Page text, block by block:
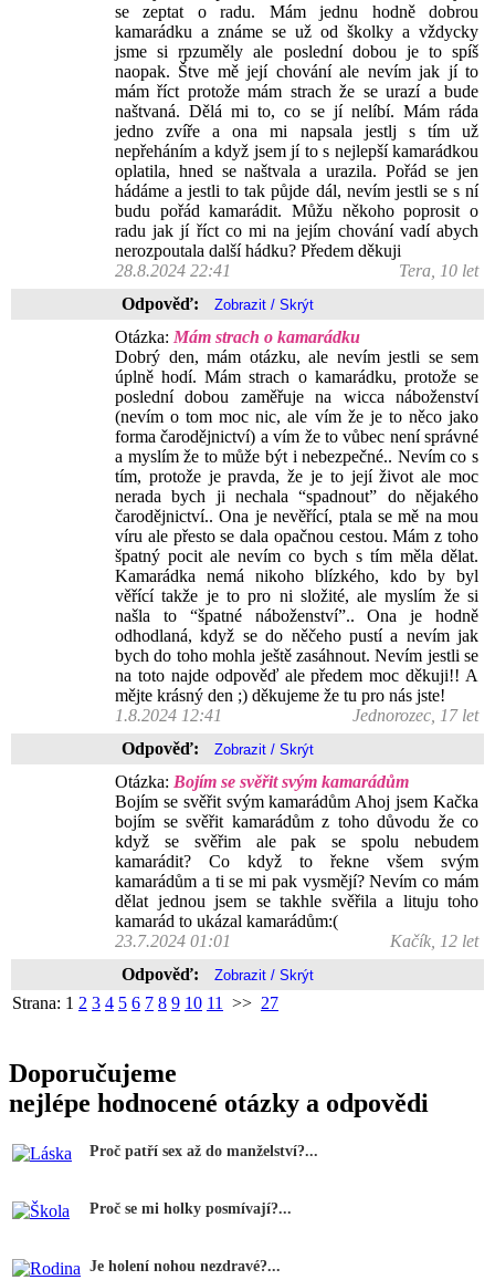
se zeptat o radu. Mám jednu hodně dobrou
kamarádku a známe se už od školky a vždycky
jsme si rpzuměly ale poslední dobou je to spíš
naopak. Štve mě její chování ale nevím jak jí to
mám říct protože mám strach že se urazí a bude
naštvaná. Dělá mi to, co se jí nelíbí. Mám ráda
jedno zvíře a ona mi napsala jestlj s tím už
nepřeháním a když jsem jí to s nejlepší kamarádkou
oplatila, hned se naštvala a urazila. Pořád se jen
hádáme a jestli to tak půjde dál, nevím jestli se s ní
budu pořád kamarádit. Můžu někoho poprosit o
radu jak jí říct co mi na jejím chování vadí abych
nerozpoutala další hádku? Předem děkuji
28.8.2024 22:41
Tera, 10 let
Odpověď:
Otázka: Mám strach o kamarádku
Dobrý den, mám otázku, ale nevím jestli se sem
úplně hodí. Mám strach o kamarádku, protože se
poslední dobou zaměřuje na wicca náboženství
(nevím o tom moc nic, ale vím že je to něco jako
forma čarodějnictví) a vím že to vůbec není správné
a myslím že to může být i nebezpečné.. Nevím co s
tím, protože je pravda, že je to její život ale moc
nerada bych ji nechala “spadnout” do nějakého
čarodějnictví.. Ona je nevěřící, ptala se mě na mou
víru ale přesto se dala opačnou cestou. Mám z toho
špatný pocit ale nevím co bych s tím měla dělat.
Kamarádka nemá nikoho blízkého, kdo by byl
věřící takže je to pro ni složité, ale myslím že si
našla to “špatné náboženství”.. Ona je hodně
odhodlaná, když se do něčeho pustí a nevím jak
bych do toho mohla ještě zasáhnout. Nevím jestli se
na toto najde odpověď ale předem moc děkuji!! A
mějte krásný den ;) děkujeme že tu pro nás jste!
1.8.2024 12:41
Jednorozec, 17 let
Odpověď:
Otázka: Bojím se svěřit svým kamarádům
Bojím se svěřit svým kamarádům Ahoj jsem Kačka
bojím se svěřit kamarádům z toho důvodu že co
když se svěřim ale pak se spolu nebudem
kamarádit? Co když to řekne všem svým
kamarádům a ti se mi pak vysmějí? Nevím co mám
dělat jednou jsem se takhle svěřila a lituju toho
kamarád to ukázal kamarádům:(
23.7.2024 01:01
Kačík, 12 let
Odpověď:
Strana: 1 2 3 4 5 6 7 8 9 10 11 >> 27
Doporučujeme
nejlépe hodnocené otázky a odpovědi
Proč patří sex až do manželství?...
Proč se mi holky posmívají?...
Je holení nohou nezdravé?...